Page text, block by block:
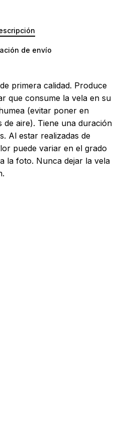
en el carrito.
de envío
primera calidad. Produce
que consume la vela en su
(evitar poner en
aire). Tiene una duración
Al estar realizadas de
puede variar en el grado
la foto. Nunca dejar la vela